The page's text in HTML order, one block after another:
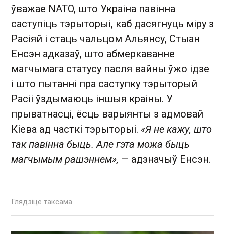
ўважае NATO, што Украіна павінна
саступіць тэрыторыі, каб дасягнуць міру з
Расіяй і стаць чальцом Альянсу, Стыан
Енсэн адказаў, што абмеркаванне
магчымага статусу пасля вайны ўжо ідзе
і што пытанні пра саступку тэрыторый
Расіі ўздымаюць іншыя краіны. У
прыватнасці, ёсць варыянты з адмовай
Кіева ад часткі тэрыторыі. «Я не кажу, што
так павінна быць. Але гэта можа быць
магчымым рашэннем», — адзначыў Енсэн.
Глядзіце таксама